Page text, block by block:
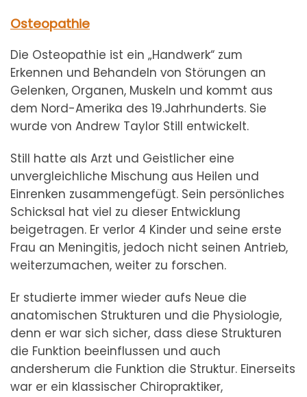
Osteopathie
Die Osteopathie ist ein „Handwerk“ zum
Erkennen und Behandeln von Störungen an
Gelenken, Organen, Muskeln und kommt aus
dem Nord-Amerika des 19.Jahrhunderts. Sie
wurde von Andrew Taylor Still entwickelt.
Still hatte als Arzt und Geistlicher eine
unvergleichliche Mischung aus Heilen und
Einrenken zusammengefügt. Sein persönliches
Schicksal hat viel zu dieser Entwicklung
beigetragen. Er verlor 4 Kinder und seine erste
Frau an Meningitis, jedoch nicht seinen Antrieb,
weiterzumachen, weiter zu forschen.
Er studierte immer wieder aufs Neue die
anatomischen Strukturen und die Physiologie,
denn er war sich sicher, dass diese Strukturen
die Funktion beeinflussen und auch
andersherum die Funktion die Struktur. Einerseits
war er ein klassischer Chiropraktiker,